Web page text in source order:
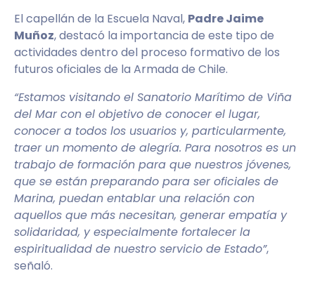
El capellán de la Escuela Naval, Padre Jaime
Muñoz, destacó la importancia de este tipo de
actividades dentro del proceso formativo de los
futuros oficiales de la Armada de Chile.
“Estamos visitando el Sanatorio Marítimo de Viña
del Mar con el objetivo de conocer el lugar,
conocer a todos los usuarios y, particularmente,
traer un momento de alegría. Para nosotros es un
trabajo de formación para que nuestros jóvenes,
que se están preparando para ser oficiales de
Marina, puedan entablar una relación con
aquellos que más necesitan, generar empatía y
solidaridad, y especialmente fortalecer la
espiritualidad de nuestro servicio de Estado”,
señaló.